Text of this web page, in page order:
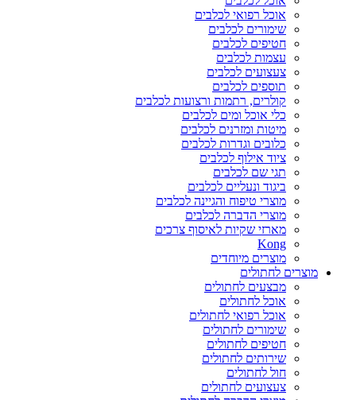
אוכל רפואי לכלבים
שימורים לכלבים
חטיפים לכלבים
עצמות לכלבים
צעצועים לכלבים
תוספים לכלבים
קולרים, רתמות ורצועות לכלבים
כלי אוכל ומים לכלבים
מיטות ומזרנים לכלבים
כלובים וגדרות לכלבים
ציוד אילוף לכלבים
תגי שם לכלבים
ביגוד ונעליים לכלבים
מוצרי טיפוח והגיינה לכלבים
מוצרי הדברה לכלבים
מארזי שקיות לאיסוף צרכים
Kong
מוצרים מיוחדים
מוצרים לחתולים
מבצעים לחתולים
אוכל לחתולים
אוכל רפואי לחתולים
שימורים לחתולים
חטיפים לחתולים
שירותים לחתולים
חול לחתולים
צעצועים לחתולים